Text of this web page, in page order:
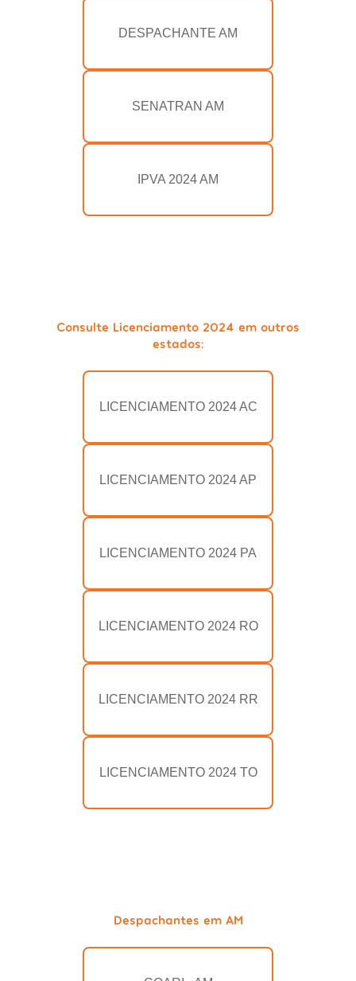
DESPACHANTE AM
SENATRAN AM
IPVA 2024 AM
Consulte Licenciamento 2024 em outros
estados:
LICENCIAMENTO 2024 AC
LICENCIAMENTO 2024 AP
LICENCIAMENTO 2024 PA
LICENCIAMENTO 2024 RO
LICENCIAMENTO 2024 RR
LICENCIAMENTO 2024 TO
Despachantes em AM